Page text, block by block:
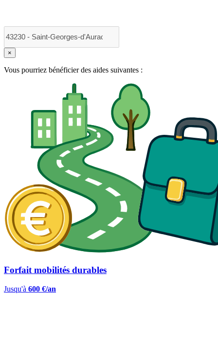
×
Vous pourriez bénéficier des aides suivantes :
Forfait mobilités durables
Jusqu'à 600 €/an